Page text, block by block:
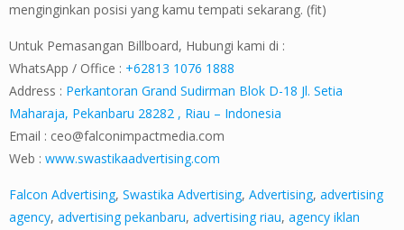
menginginkan posisi yang kamu tempati sekarang. (fit)
Untuk Pemasangan Billboard, Hubungi kami di :
WhatsApp / Office : +62813 1076 1888
Address : Perkantoran Grand Sudirman Blok D-18 Jl. Setia
Maharaja, Pekanbaru 28282 , Riau – Indonesia
Email : ceo@falconimpactmedia.com
Web : www.swastikaadvertising.com
Falcon Advertising, Swastika Advertising, Advertising, advertising
agency, advertising pekanbaru, advertising riau, agency iklan